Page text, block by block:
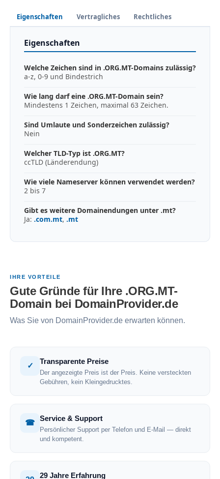
Eigenschaften Vertragliches Rechtliches
Eigenschaften
Welche Zeichen sind in .ORG.MT-Domains zulässig?
a-z, 0-9 und Bindestrich
Wie lang darf eine .ORG.MT-Domain sein?
Mindestens 1 Zeichen, maximal 63 Zeichen.
Sind Umlaute und Sonderzeichen zulässig?
Nein
Welcher TLD-Typ ist .ORG.MT?
ccTLD (Länderendung)
Wie viele Nameserver können verwendet werden?
2 bis 7
Gibt es weitere Domainendungen unter .mt?
Ja: .com.mt, .mt
IHRE VORTEILE
Gute Gründe für Ihre .ORG.MT-
Domain bei DomainProvider.de
Was Sie von DomainProvider.de erwarten können.
✓
Transparente Preise
Der angezeigte Preis ist der Preis. Keine versteckten
Gebühren, kein Kleingedrucktes.
☎
Service & Support
Persönlicher Support per Telefon und E-Mail — direkt
und kompetent.
29 Jahre Erfahrung